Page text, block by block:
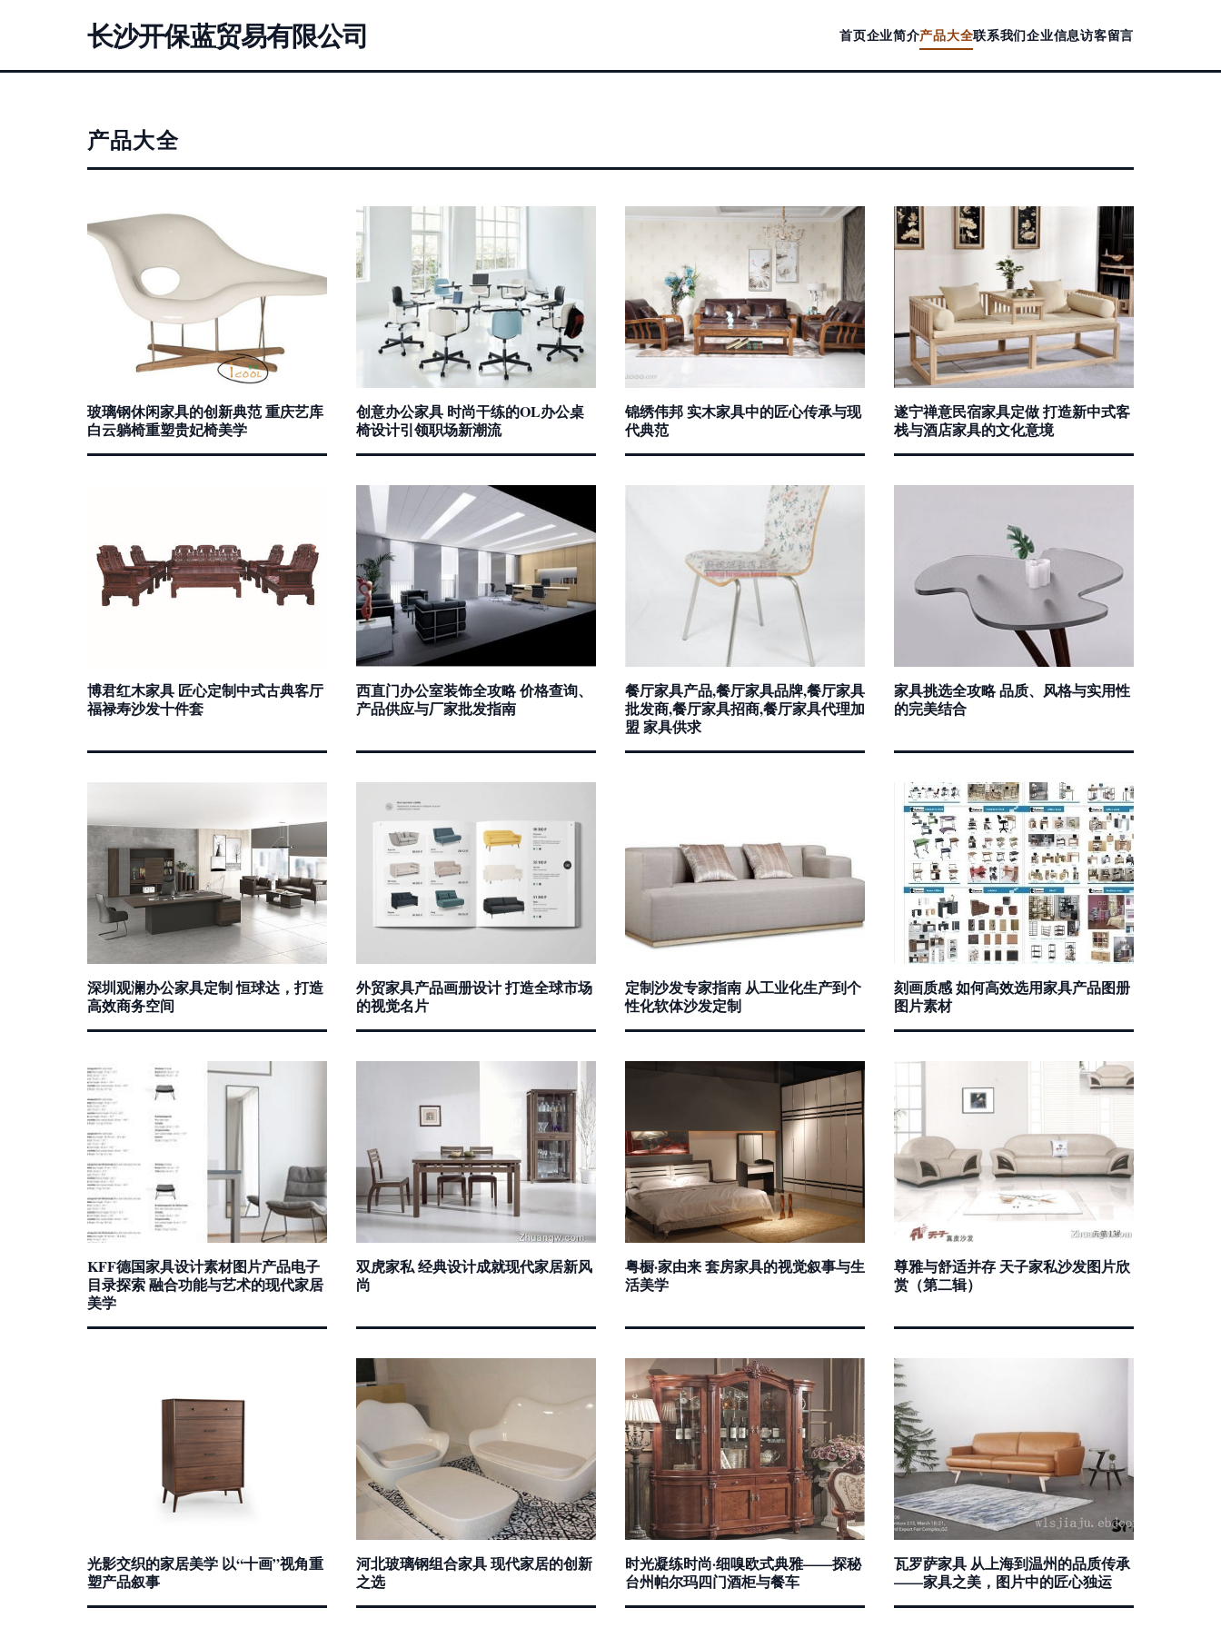
长沙开保蓝贸易有限公司 首页企业简介产品大全联系我们企业信息访客留言
产品大全
玻璃钢休闲家具的创新典范 重庆艺库
白云躺椅重塑贵妃椅美学
创意办公家具 时尚干练的OL办公桌
椅设计引领职场新潮流
锦绣伟邦 实木家具中的匠心传承与现
代典范
遂宁禅意民宿家具定做 打造新中式客
栈与酒店家具的文化意境
博君红木家具 匠心定制中式古典客厅
福禄寿沙发十件套
西直门办公室装饰全攻略 价格查询、
产品供应与厂家批发指南
餐厅家具产品,餐厅家具品牌,餐厅家具
批发商,餐厅家具招商,餐厅家具代理加
盟 家具供求
家具挑选全攻略 品质、风格与实用性
的完美结合
深圳观澜办公家具定制 恒球达，打造
高效商务空间
外贸家具产品画册设计 打造全球市场
的视觉名片
定制沙发专家指南 从工业化生产到个
性化软体沙发定制
刻画质感 如何高效选用家具产品图册
图片素材
KFF德国家具设计素材图片产品电子
目录探索 融合功能与艺术的现代家居
美学
双虎家私 经典设计成就现代家居新风
尚
粤橱·家由来 套房家具的视觉叙事与生
活美学
尊雅与舒适并存 天子家私沙发图片欣
赏（第二辑）
光影交织的家居美学 以“十画”视角重
塑产品叙事
河北玻璃钢组合家具 现代家居的创新
之选
时光凝练时尚·细嗅欧式典雅——探秘
台州帕尔玛四门酒柜与餐车
瓦罗萨家具 从上海到温州的品质传承
——家具之美，图片中的匠心独运